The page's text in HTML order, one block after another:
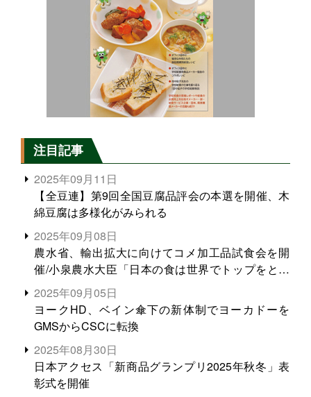
注目記事
2025年09月11日
【全豆連】第9回全国豆腐品評会の本選を開催、木
綿豆腐は多様化がみられる
2025年09月08日
農水省、輸出拡大に向けてコメ加工品試食会を開
催/小泉農水大臣「日本の食は世界でトップをとれ
る。米増産に向けて、米輸出需要の拡大を」
2025年09月05日
ヨークHD、ベイン傘下の新体制でヨーカドーを
GMSからCSCに転換
2025年08月30日
日本アクセス「新商品グランプリ2025年秋冬」表
彰式を開催